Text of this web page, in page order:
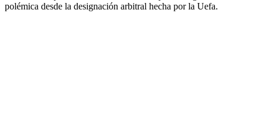
polémica desde la designación arbitral hecha por la Uefa.